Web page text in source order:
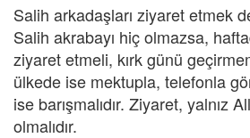
Salih arkadaşları ziyaret etmek
Salih akrabayı hiç olmazsa,
ziyaret etmeli, kırk günü
ülkede ise mektupla, telefonla
ise barışmalıdır. Ziyaret, yalnız
olmalıdır.